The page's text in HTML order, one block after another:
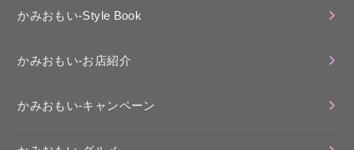
かみおもい-Style Book
かみおもい-お店紹介
かみおもい-キャンペーン